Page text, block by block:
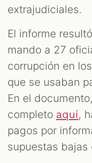
extrajudiciales.
El informe
mando a 27
corrupción en
que se usaban
En el
completo aquí,
pagos por
supuestas bajas